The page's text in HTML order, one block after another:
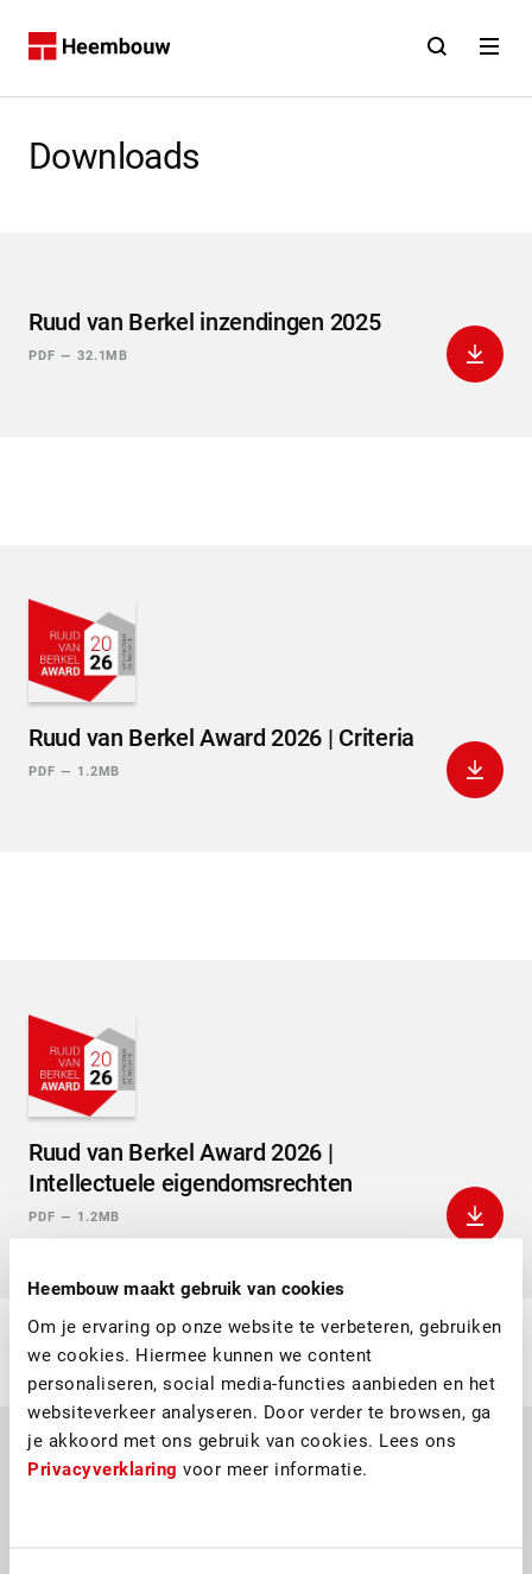
Heembouw maakt gebruik van cookies
Om je ervaring op onze website te verbeteren, gebruiken
we cookies. Hiermee kunnen we content
personaliseren, social media-functies aanbieden en het
websiteverkeer analyseren. Door verder te browsen, ga
je akkoord met ons gebruik van cookies. Lees ons
Privacyverklaring voor meer informatie.
Home Open Open
Contact
Downloads
Ruud van Berkel inzendingen 2025
PDF — 32.1MB
Ruud van Berkel Award 2026 | Criteria
PDF — 1.2MB
Ruud van Berkel Award 2026 |
Intellectuele eigendomsrechten
PDF — 1.2MB